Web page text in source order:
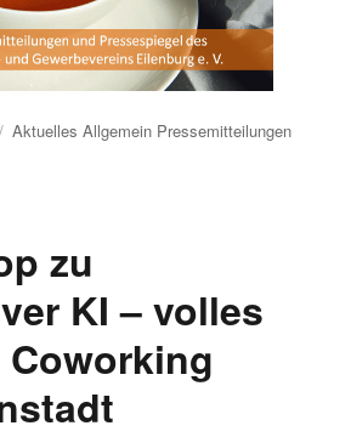
Aktuelles Allgemein Pressemitteilungen
zu
KI – volles
Coworking